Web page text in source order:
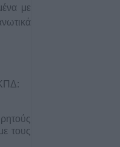
με
τους